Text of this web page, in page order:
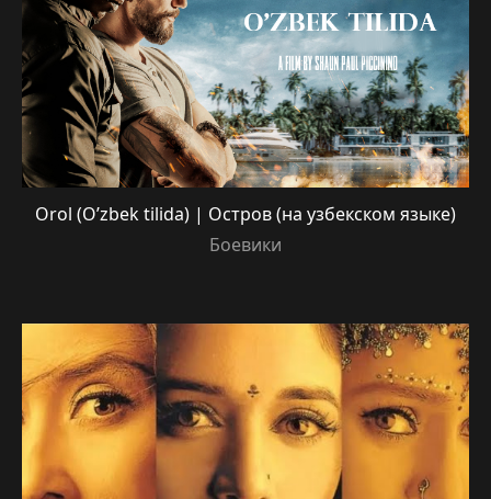
Orol (O’zbek tilida) | Остров (на узбекском языке)
Боевики